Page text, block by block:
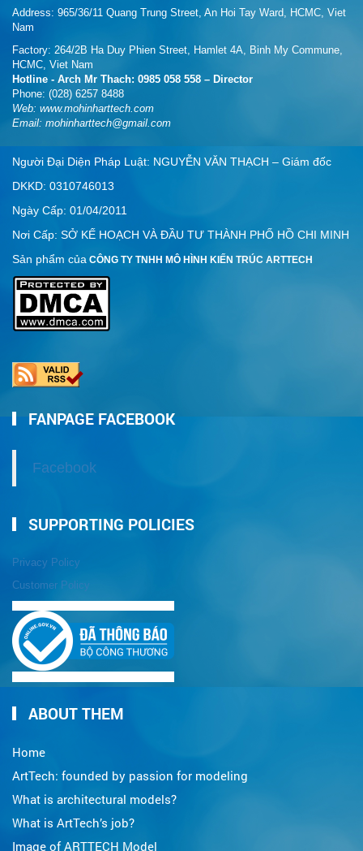
Address: 965/36/11 Quang Trung Street, An Hoi Tay Ward, HCMC, Viet
Nam
Factory: 264/2B Ha Duy Phien Street, Hamlet 4A, Binh My Commune,
HCMC, Viet Nam
Hotline - Arch Mr Thach: 0985 058 558 – Director
Phone: (028) 6257 8488
Web: www.mohinharttech.com
Email: mohinharttech@gmail.com
Người Đại Diện Pháp Luật: NGUYỄN VĂN THẠCH – Giám đốc
DKKD: 0310746013
Ngày Cấp: 01/04/2011
Nơi Cấp: SỞ KẾ HOẠCH VÀ ĐẦU TƯ THÀNH PHỐ HỒ CHI MINH
Sản phẩm của CÔNG TY TNHH MÔ HÌNH KIẾN TRÚC ARTTECH
FANPAGE FACEBOOK
Facebook
SUPPORTING POLICIES
Privacy Policy
Customer Policy
ABOUT THEM
Home
ArtTech: founded by passion for modeling
What is architectural models?
What is ArtTech’s job?
Image of ARTTECH Model